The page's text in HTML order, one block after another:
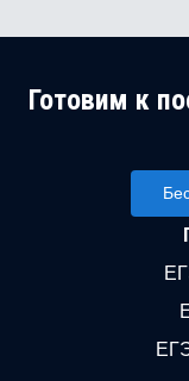
Готовим к